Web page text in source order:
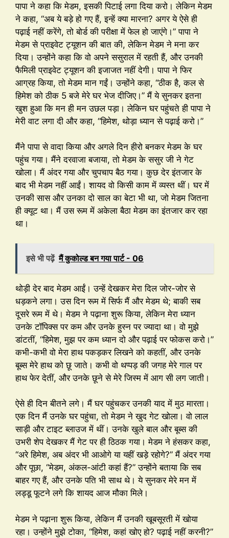
पापा ने कहा कि मेडम, इसकी पिटाई लगा दिया करो। लेकिन मेडम
ने कहा, “अब ये बड़े हो गए हैं, इन्हें क्या मारना? अगर ये ऐसे ही
पढ़ाई नहीं करेंगे, तो बोर्ड की परीक्षा में फेल हो जाएंगे।” पापा ने
मेडम से प्राइवेट ट्यूशन की बात की, लेकिन मेडम ने मना कर
दिया। उन्होंने कहा कि वो अपने ससुराल में रहती हैं, और उनकी
फैमिली प्राइवेट ट्यूशन की इजाजत नहीं देगी। पापा ने फिर
आग्रह किया, तो मेडम मान गईं। उन्होंने कहा, “ठीक है, कल से
हिमेश को ठीक 5 बजे मेरे घर भेज दीजिए।” मैं ये सुनकर इतना
खुश हुआ कि मन ही मन उछल पड़ा। लेकिन घर पहुंचते ही पापा ने
मेरी वाट लगा दी और कहा, “हिमेश, थोड़ा ध्यान से पढ़ाई करो।”
मैंने पापा से वादा किया और अगले दिन हीरो बनकर मेडम के घर
पहुंच गया। मैंने दरवाजा बजाया, तो मेडम के ससुर जी ने गेट
खोला। मैं अंदर गया और चुपचाप बैठ गया। कुछ देर इंतजार के
बाद भी मेडम नहीं आईं। शायद वो किसी काम में व्यस्त थीं। घर में
उनकी सास और उनका दो साल का बेटा भी था, जो मेडम जितना
ही क्यूट था। मैं उस रूम में अकेला बैठा मेडम का इंतजार कर रहा
था।
इसे भी पढ़ें मैं कुकोल्ड बन गया पार्ट - 06
थोड़ी देर बाद मेडम आईं। उन्हें देखकर मेरा दिल जोर-जोर से
धड़कने लगा। उस दिन रूम में सिर्फ मैं और मेडम थे; बाकी सब
दूसरे रूम में थे। मेडम ने पढ़ाना शुरू किया, लेकिन मेरा ध्यान
उनके टॉपिक्स पर कम और उनके हुस्न पर ज्यादा था। वो मुझे
डांटतीं, “हिमेश, मुझ पर कम ध्यान दो और पढ़ाई पर फोकस करो।”
कभी-कभी वो मेरा हाथ पकड़कर लिखने को कहतीं, और उनके
बूब्स मेरे हाथ को छू जाते। कभी वो थप्पड़ की जगह मेरे गाल पर
हाथ फेर देतीं, और उनके छूने से मेरे जिस्म में आग सी लग जाती।
ऐसे ही दिन बीतने लगे। मैं घर पहुंचकर उनकी याद में मुठ मारता।
एक दिन मैं उनके घर पहुंचा, तो मेडम ने खुद गेट खोला। वो लाल
साड़ी और टाइट ब्लाउज में थीं। उनके खुले बाल और बूब्स की
उभरी शेप देखकर मैं गेट पर ही ठिठक गया। मेडम ने हंसकर कहा,
“अरे हिमेश, अब अंदर भी आओगे या यहीं खड़े रहोगे?” मैं अंदर गया
और पूछा, “मेडम, अंकल-आंटी कहां हैं?” उन्होंने बताया कि सब
बाहर गए हैं, और उनके पति भी साथ थे। ये सुनकर मेरे मन में
लड्डू फूटने लगे कि शायद आज मौका मिले।
मेडम ने पढ़ाना शुरू किया, लेकिन मैं उनकी खूबसूरती में खोया
रहा। उन्होंने मुझे टोका, “हिमेश, कहां खोए हो? पढ़ाई नहीं करनी?”